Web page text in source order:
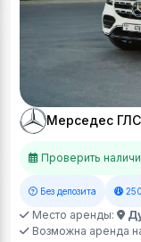
Мерседес
Проверить
Без депозита
Место аренды:
Возможна аренда